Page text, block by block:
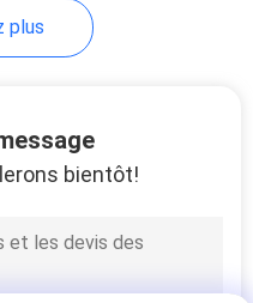
virole
plus
bientôt!